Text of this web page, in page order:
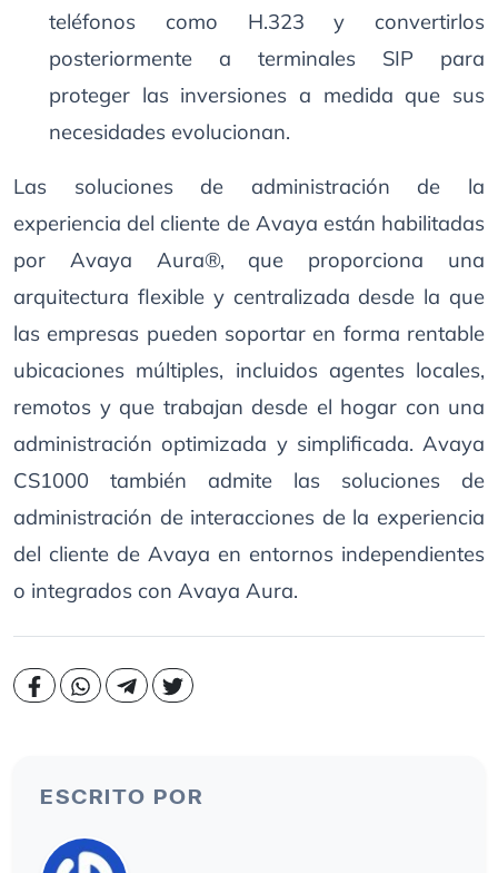
teléfonos como H.323 y convertirlos
posteriormente a terminales SIP para
proteger las inversiones a medida que sus
necesidades evolucionan.
Las soluciones de administración de la
experiencia del cliente de Avaya están habilitadas
por Avaya Aura®, que proporciona una
arquitectura flexible y centralizada desde la que
las empresas pueden soportar en forma rentable
ubicaciones múltiples, incluidos agentes locales,
remotos y que trabajan desde el hogar con una
administración optimizada y simplificada. Avaya
CS1000 también admite las soluciones de
administración de interacciones de la experiencia
del cliente de Avaya en entornos independientes
o integrados con Avaya Aura.
ESCRITO POR